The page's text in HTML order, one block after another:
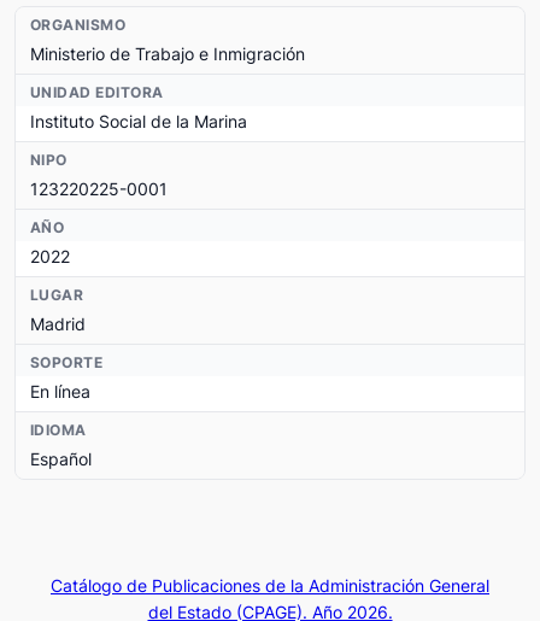
ORGANISMO
Ministerio de Trabajo e Inmigración
UNIDAD EDITORA
Instituto Social de la Marina
NIPO
123220225-0001
AÑO
2022
LUGAR
Madrid
SOPORTE
En línea
IDIOMA
Español
Catálogo de Publicaciones de la Administración General
del Estado (CPAGE). Año 2026.